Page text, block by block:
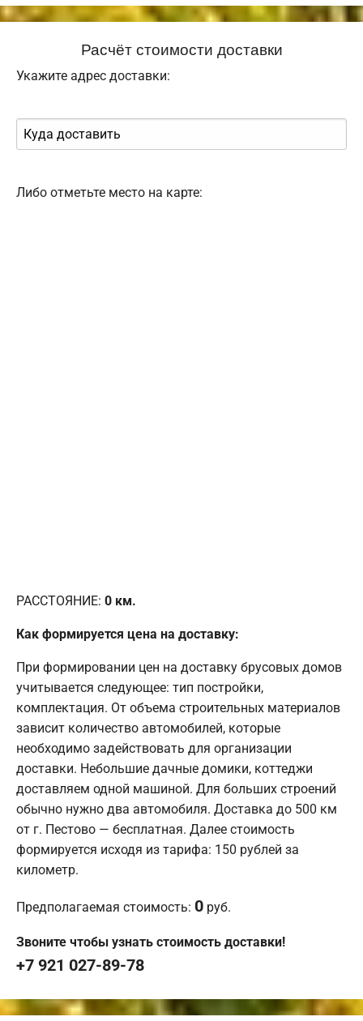
Расчёт стоимости доставки
Укажите адрес доставки:
Либо отметьте место на карте:
РАССТОЯНИЕ: 0 км.
Как формируется цена на доставку:
При формировании цен на доставку брусовых домов
учитывается следующее: тип постройки,
комплектация. От объема строительных материалов
зависит количество автомобилей, которые
необходимо задействовать для организации
доставки. Небольшие дачные домики, коттеджи
доставляем одной машиной. Для больших строений
обычно нужно два автомобиля. Доставка до 500 км
от г. Пестово — бесплатная. Далее стоимость
формируется исходя из тарифа: 150 рублей за
километр.
Предполагаемая стоимость: 0 руб.
Звоните чтобы узнать стоимость доставки!
+7 921 027-89-78